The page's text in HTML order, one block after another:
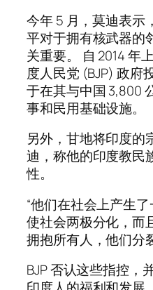
今年 5 月，莫迪表示
平对于拥有核武器的
关重要。 自 2014 年
度人民党 (BJP) 政府
于在其与中国 3,800
事和民用基础设施。
另外，甘地将印度的
迪，称他的印度教民
性。
“他们在社会上产生
使社会两极分化，而
拥抱所有人，他们分
BJP 否认这些指控，